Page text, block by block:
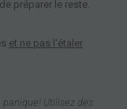
préparer le reste.
et ne pas l'étaler
panique! Utilisez des